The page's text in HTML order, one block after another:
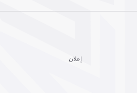
إعلان